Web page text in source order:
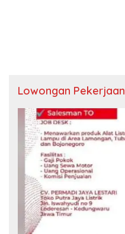
Lowongan Pekerjaan